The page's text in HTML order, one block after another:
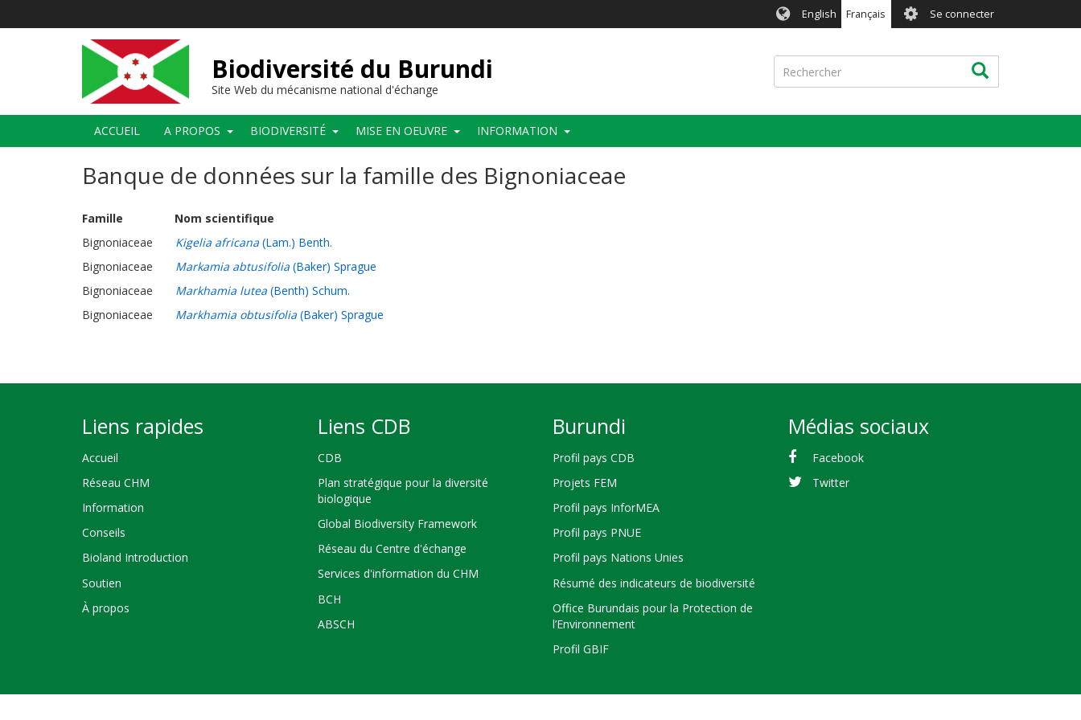
English Français User
account
menu
Se connecter
Biodiversité du Burundi
Site Web du mécanisme national d'échange
Rechercher Rechercher
Main
navigation
ACCUEIL A PROPOS BIODIVERSITÉ MISE EN OEUVRE INFORMATION
Banque de données sur la famille des Bignoniaceae
Famille
Nom scientifique
Bignoniaceae Kigelia africana (Lam.) Benth.
Bignoniaceae Markamia abtusifolia (Baker) Sprague
Bignoniaceae Markhamia lutea (Benth) Schum.
Bignoniaceae Markhamia obtusifolia (Baker) Sprague
Liens rapides
Accueil
Réseau CHM
Information
Conseils
Bioland Introduction
Soutien
À propos
Liens CDB
CDB
Plan stratégique pour la diversité
biologique
Global Biodiversity Framework
Réseau du Centre d'échange
Services d'information du CHM
BCH
ABSCH
Burundi
Profil pays CDB
Projets FEM
Profil pays InforMEA
Profil pays PNUE
Profil pays Nations Unies
Résumé des indicateurs de biodiversité
Office Burundais pour la Protection de
l’Environnement
Profil GBIF
Médias sociaux
Facebook
Twitter